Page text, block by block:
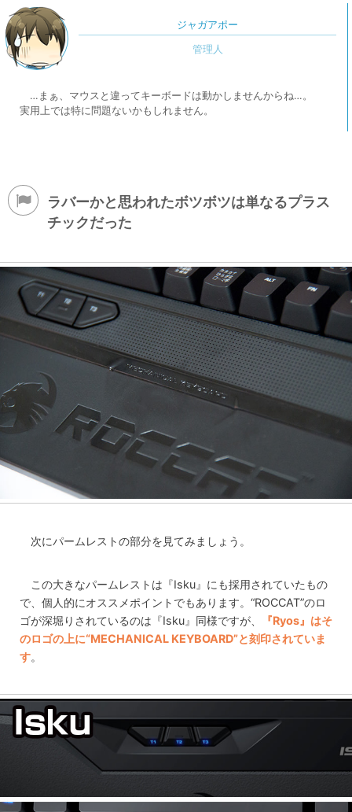
ジャガアポー
…まぁ、マウスと違ってキーボードは動かしませんからね…。
実用上では特に問題ないかもしれません。
ラバーかと思われたボツボツは単なるプラス
チックだった
次にパームレストの部分を見てみましょう。
この大きなパームレストは『Isku』にも採用されていたもの
で、個人的にオススメポイントでもあります。“ROCCAT”のロ
ゴが深堀りされているのは『Isku』同様ですが、
『Ryos』はそ
のロゴの上に“MECHANICAL KEYBOARD”と刻印されていま
す。